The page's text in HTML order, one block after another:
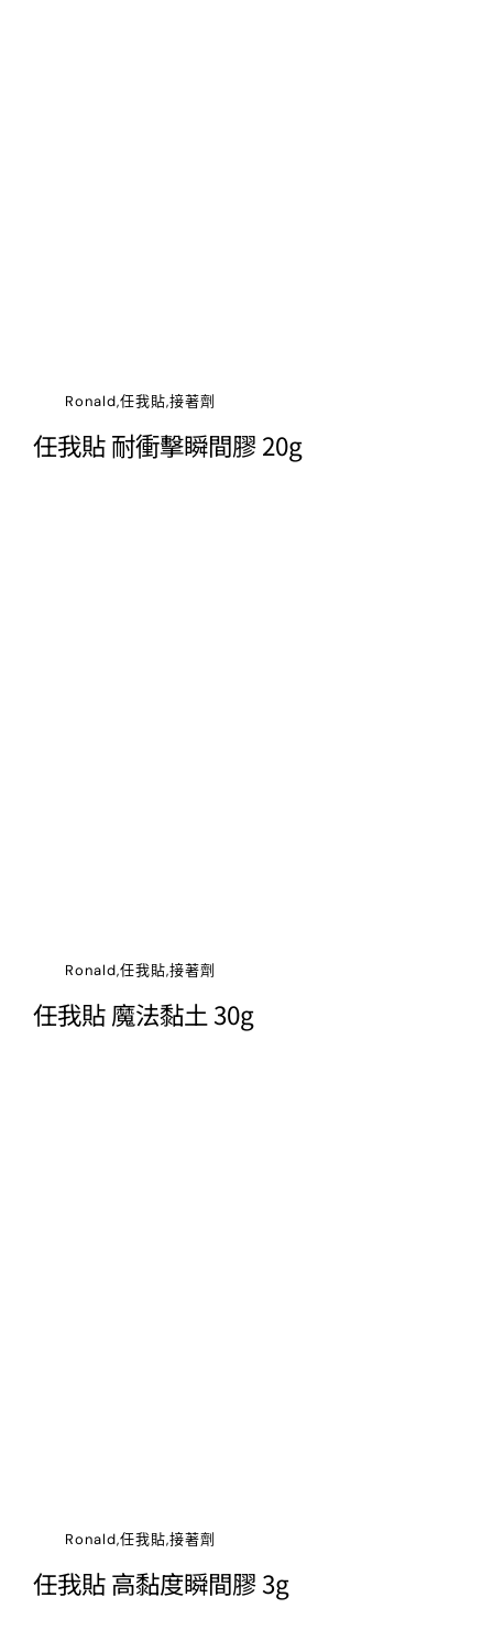
Ronald,任我貼,接著劑
任我貼 耐衝擊瞬間膠 20g
Ronald,任我貼,接著劑
任我貼 魔法黏土 30g
Ronald,任我貼,接著劑
任我貼 高黏度瞬間膠 3g